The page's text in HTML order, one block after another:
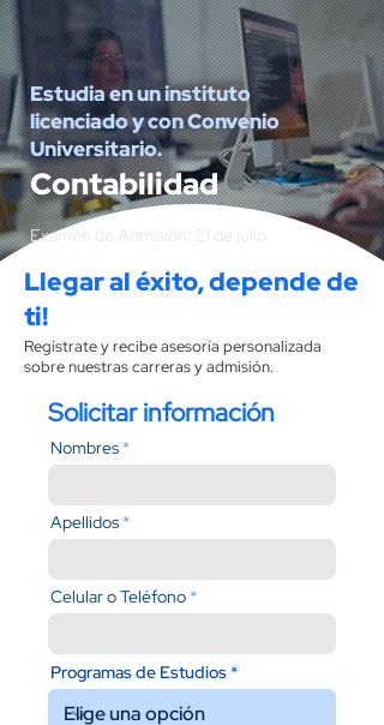
Estudia en un instituto
licenciado y con Convenio
Universitario.
Contabilidad
Examen de Admisión: 21 de julio
Llegar al éxito, depende de
ti!
Regístrate y recibe asesoría personalizada
sobre nuestras carreras y admisión.
Solicitar información
Nombres
Apellidos
Celular o Teléfono
Programas de Estudios